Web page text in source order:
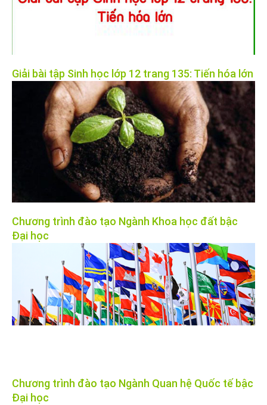
Giải bài tập Sinh học lớp 12 trang 135: Tiến hóa lớn
Chương trình đào tạo Ngành Khoa học đất bậc
Đại học
Chương trình đào tạo Ngành Quan hệ Quốc tế bậc
Đại học